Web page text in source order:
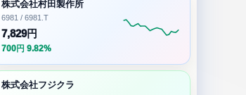
株式会社村田製作所
6981 / 6981.T
7,829円
700円 9.82%
株式会社フジクラ